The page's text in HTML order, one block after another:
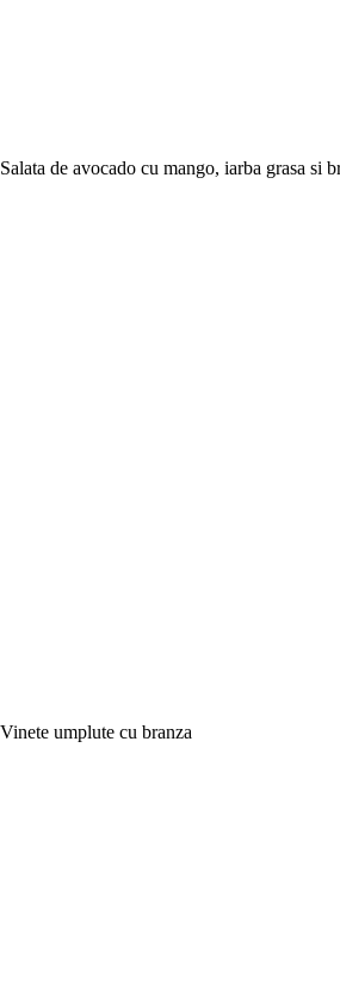
Salata de avocado cu mango, iarba grasa si
Vinete umplute cu branza